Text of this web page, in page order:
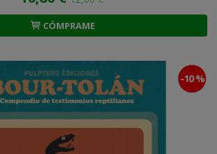
CÓMPRAME
-10 %